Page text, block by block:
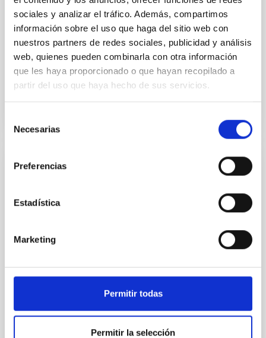
sociales y analizar el tráfico. Además, compartimos
información sobre el uso que haga del sitio web con
nuestros partners de redes sociales, publicidad y análisis
web, quienes pueden combinarla con otra información
que les haya proporcionado o que hayan recopilado a
partir del uso que haya hecho de sus servicios.
Necesarias
Preferencias
Estadística
Marketing
Permitir todas
Permitir la selección
planetas.
Hans Jörg Deeg Deeg
IACTEC
Planet Change
Comisión Europea a través del programa
Erasmus+.
Planet Change